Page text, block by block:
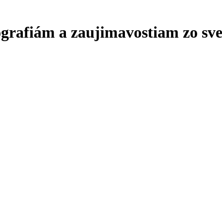
a zaujimavostiam zo